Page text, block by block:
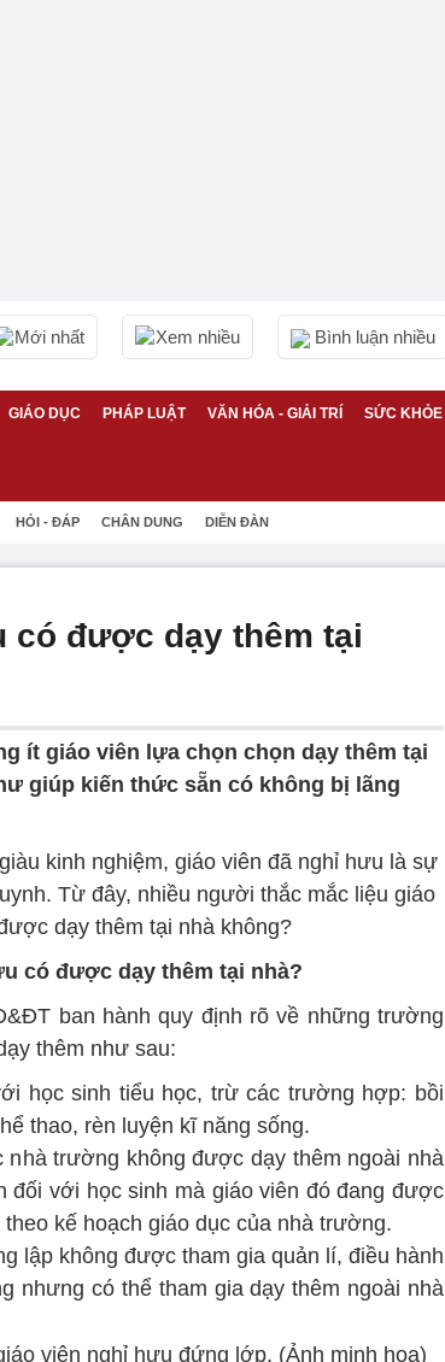
Mới nhất Xem nhiều Bình luận nhiều
GIÁO DỤC PHÁP LUẬT VĂN HÓA - GIẢI TRÍ SỨC KHỎE
HỎI - ĐÁP CHÂN DUNG DIỄN ĐÀN
có được dạy thêm tại
ít giáo viên lựa chọn chọn dạy thêm tại
giúp kiến thức sẵn có không bị lãng
kinh nghiệm, giáo viên đã nghỉ hưu là sự
Từ đây, nhiều người thắc mắc liệu giáo
dạy thêm tại nhà không?
có được dạy thêm tại nhà?
ban hành quy định rõ về những trường
thêm như sau:
học sinh tiểu học, trừ các trường hợp: bồi
thao, rèn luyện kĩ năng sống.
nhà trường không được dạy thêm ngoài nhà
đối với học sinh mà giáo viên đó đang được
kế hoạch giáo dục của nhà trường.
lập không được tham gia quản lí, điều hành
nhưng có thể tham gia dạy thêm ngoài nhà